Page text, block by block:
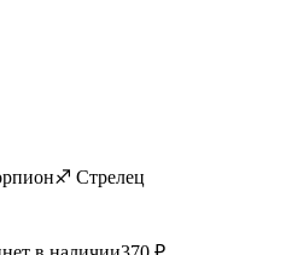
♐ Стрелец